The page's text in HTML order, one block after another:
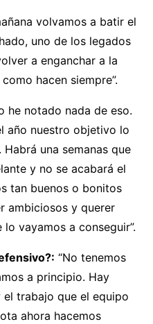
volvamos a batir el
uno de los legados
a enganchar a la
hacen siempre”.
he notado nada de eso.
año nuestro objetivo lo
una semanas que
y no se acabará el
tan buenos o bonitos
ambiciosos y querer
vayamos a conseguir”.
“No tenemos
a principio. Hay
trabajo que el equipo
ahora hacemos